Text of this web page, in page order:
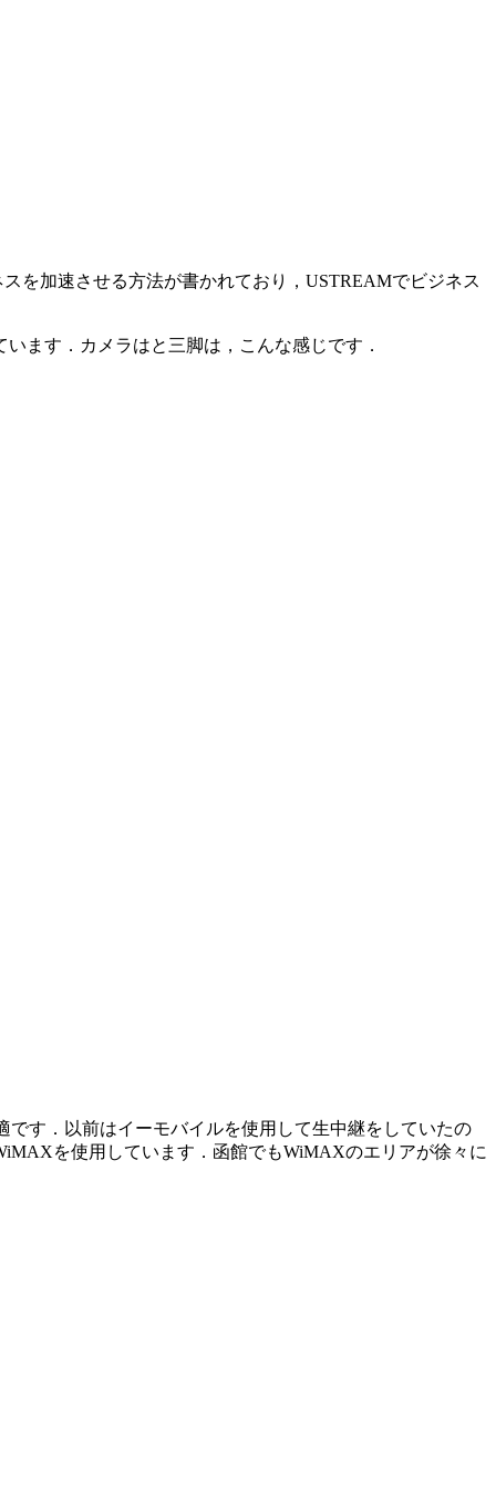
を加速させる方法が書かれており，USTREAMでビジネス
ます．カメラはと三脚は，こんな感じです．
す．以前はイーモバイルを使用して生中継をしていたの
を使用しています．函館でもWiMAXのエリアが徐々に